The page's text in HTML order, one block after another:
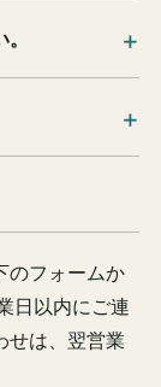
のフォームか
日以内にご連
せは、翌営業